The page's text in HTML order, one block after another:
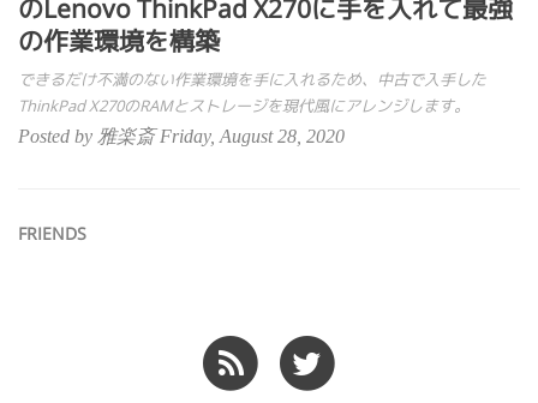
のLenovo ThinkPad X270に手を入れて最強
の作業環境を構築
できるだけ不満のない作業環境を手に入れるため、中古で入手した
ThinkPad X270のRAMとストレージを現代風にアレンジします。
Posted by 雅楽斎 Friday, August 28, 2020
FRIENDS